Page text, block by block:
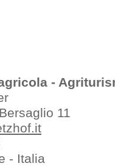
-
11
- Italia